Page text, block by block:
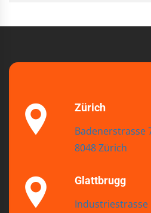
Zürich
Badenerstrasse
8048 Zürich
Glattbrugg
Industriestrasse